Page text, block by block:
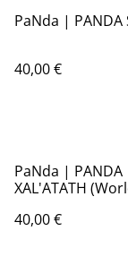
40,00 €
PaNda | PANDA
XAL'ATATH
40,00 €